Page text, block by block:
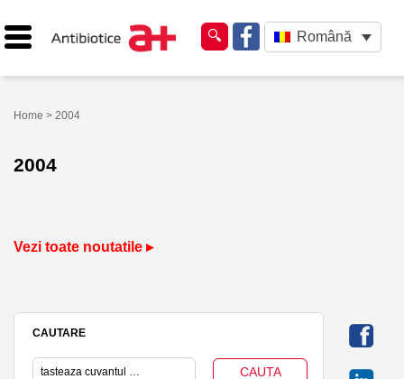
Română
Home > 2004
2004
Vezi toate noutatile ▸
CAUTARE